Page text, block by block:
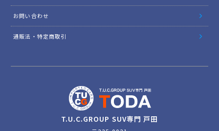
お問い合わせ
通販法・特定商取引
T.U.C.GROUP SUV専門 戸田